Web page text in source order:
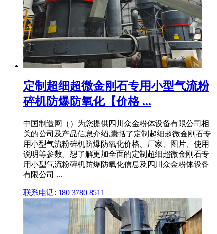
定制超细超微金刚石专用小型气流粉
碎机防爆防氧化【价格 ...
中国制造网（）为您提供四川众金粉体设备有限公司相
关的公司及产品信息介绍,囊括了定制超细超微金刚石专
用小型气流粉碎机防爆防氧化价格、厂家、图片、使用
说明等参数。想了解更加全面的定制超细超微金刚石专
用小型气流粉碎机防爆防氧化信息及四川众金粉体设备
有限公司 ...
联系电话: 180 3780 8511